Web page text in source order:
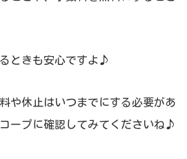
ときも安心ですよ♪
や休止はいつまでにする必要があ
ープに確認してみてくださいね♪